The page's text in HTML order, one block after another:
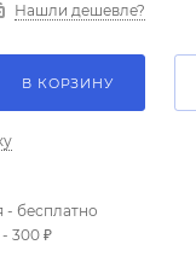
Нашли дешевле?
В КОРЗИНУ
- бесплатно
- 300 ₽